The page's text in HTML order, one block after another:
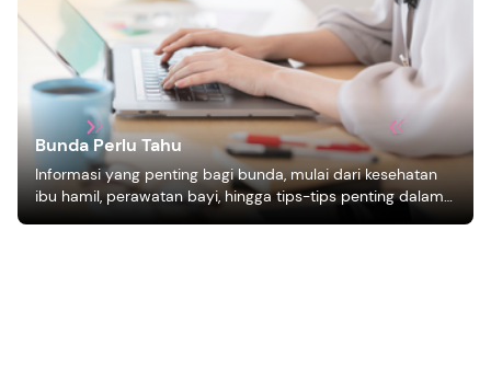
Bunda Perlu Tahu
Informasi yang penting bagi bunda, mulai dari kesehatan
ibu hamil, perawatan bayi, hingga tips-tips penting dalam
mengasuh anak